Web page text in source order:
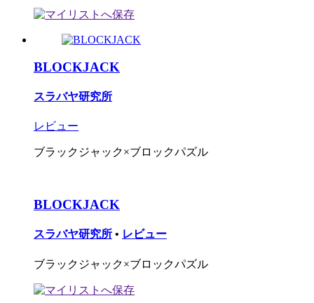
BLOCKJACK
スラバヤ研究所
レビュー
ブラックジャック×ブロックパズル
BLOCKJACK
スラバヤ研究所 • レビュー
ブラックジャック×ブロックパズル